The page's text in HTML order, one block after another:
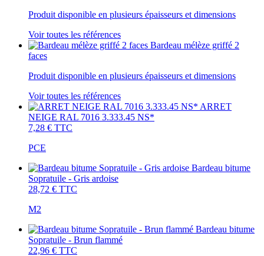
Produit disponible en plusieurs épaisseurs et dimensions
Voir toutes les références
Bardeau mélèze griffé 2
faces
Produit disponible en plusieurs épaisseurs et dimensions
Voir toutes les références
ARRET
NEIGE RAL 7016 3.333.45 NS*
7,28 € TTC
PCE
Bardeau bitume
Sopratuile - Gris ardoise
28,72 € TTC
M2
Bardeau bitume
Sopratuile - Brun flammé
22,96 € TTC